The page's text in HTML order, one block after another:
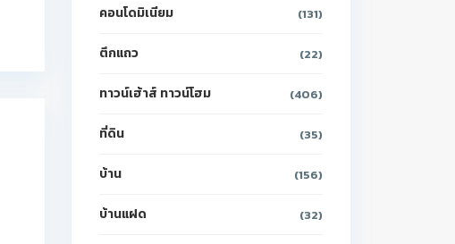
คอนโดมิเนียม (131)
ตึกแถว (22)
ทาวน์เฮ้าส์ ทาวน์โฮม (406)
ที่ดิน (35)
บ้าน (156)
บ้านแฝด (32)